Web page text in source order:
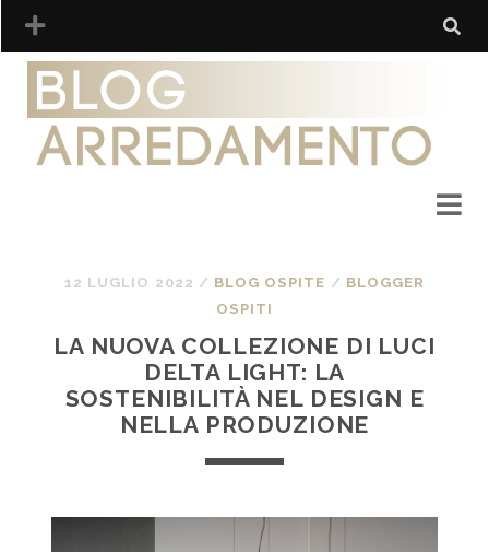
12 LUGLIO 2022 / BLOG OSPITE / BLOGGER
OSPITI
LA NUOVA COLLEZIONE DI LUCI
DELTA LIGHT: LA
SOSTENIBILITÀ NEL DESIGN E
NELLA PRODUZIONE